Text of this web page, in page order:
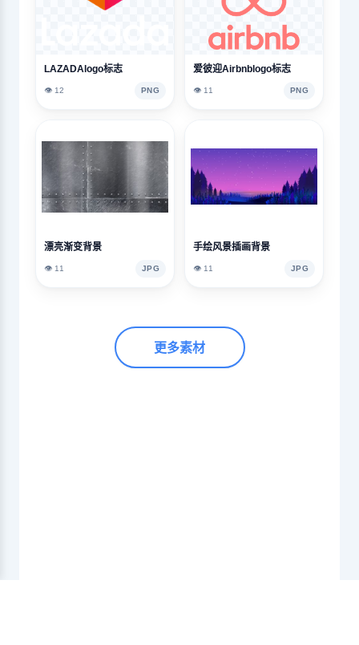
LAZADAlogo标志
👁️ 12 PNG
爱彼迎Airbnblogo标志
👁️ 11 PNG
漂亮渐变背景
👁️ 11 JPG
手绘风景插画背景
👁️ 11 JPG
更多素材